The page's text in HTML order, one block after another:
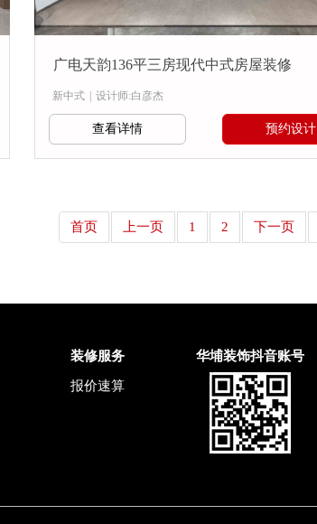
广电天韵136平三房现代中式房屋装修
新中式 设计师:白彦杰
查看详情 预约设计
首页 上一页 1 2 下一页
装修服务
报价速算
华埔装饰抖音账号